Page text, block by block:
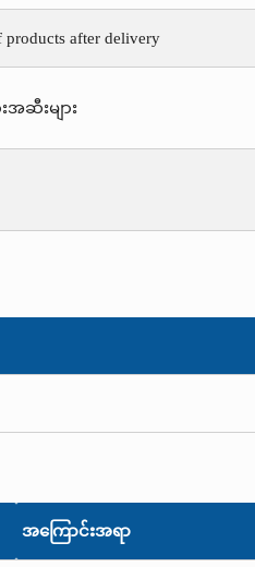
after delivery
ဆီးများ
အကြောင်းအရာ